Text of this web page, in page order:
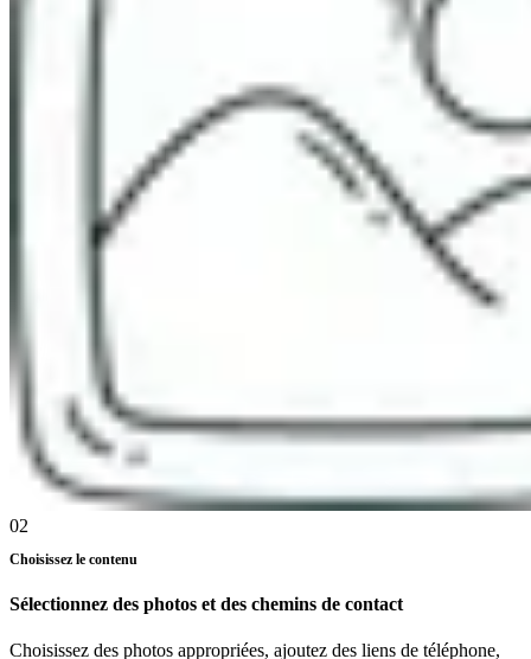
02
Choisissez le contenu
Sélectionnez des photos et des chemins de contact
Choisissez des photos appropriées, ajoutez des liens de téléphone,